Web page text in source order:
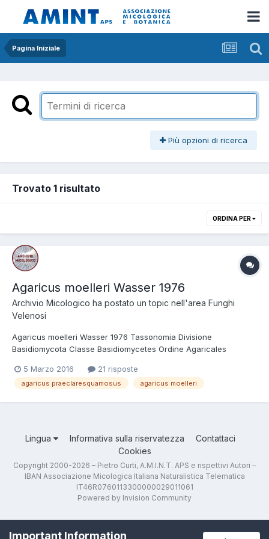
Pagina Iniziale
Più opzioni di ricerca
Trovato 1 risultato
ORDINA PER
Agaricus moelleri Wasser 1976
Archivio Micologico ha postato un topic nell'area Funghi
Velenosi
Agaricus moelleri Wasser 1976 Tassonomia Divisione
Basidiomycota Classe Basidiomycetes Ordine Agaricales
Sezione Xanthodermatei Etimologia Dal latino agaricus =
campestre. Sinonimi Agaricus praeclaresquamosus A....
5 Marzo 2016 21 risposte
agaricus praeclaresquamosus agaricus moelleri
Lingua Informativa sulla riservatezza
Contattaci
Cookies
Copyright 2000-2026 – Pietro Curti, A.M.I.N.T. APS e rispettivi Autori –
IBAN Associazione Micologica Italiana Naturalistica Telematica
IT46R0760113300000029011061
Powered by Invision Community
Important Information